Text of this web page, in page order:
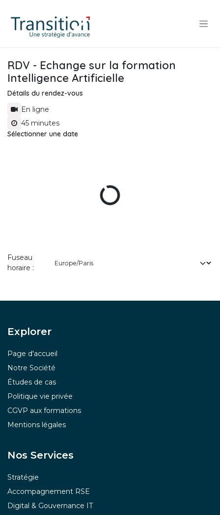
Sélectionner une date
Fuseau
horaire :
RDV - Echange sur la formation
Intelligence Artificielle
Détails du rendez-vous
En ligne
45 minutes
Explor​er
Page d'accueil
Notre Société
Études de cas
Politique vie privée
CGVP aux formations
Mentions légales
Nos Services
Stratégie
Accompagnement RSE
Digital & Gouvernance IT